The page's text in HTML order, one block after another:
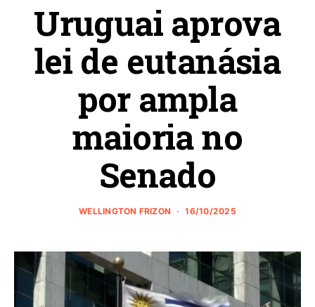
Uruguai aprova
lei de eutanásia
por ampla
maioria no
Senado
WELLINGTON FRIZON 16/10/2025